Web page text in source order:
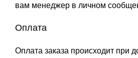
вам менеджер в личном
Оплата
Оплата заказа происходит при